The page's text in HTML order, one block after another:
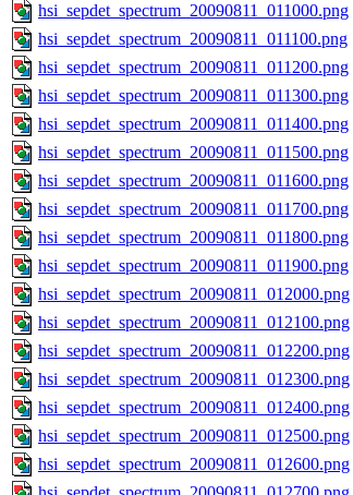
hsi_sepdet_spectrum_20090811_011000.png
hsi_sepdet_spectrum_20090811_011100.png
hsi_sepdet_spectrum_20090811_011200.png
hsi_sepdet_spectrum_20090811_011300.png
hsi_sepdet_spectrum_20090811_011400.png
hsi_sepdet_spectrum_20090811_011500.png
hsi_sepdet_spectrum_20090811_011600.png
hsi_sepdet_spectrum_20090811_011700.png
hsi_sepdet_spectrum_20090811_011800.png
hsi_sepdet_spectrum_20090811_011900.png
hsi_sepdet_spectrum_20090811_012000.png
hsi_sepdet_spectrum_20090811_012100.png
hsi_sepdet_spectrum_20090811_012200.png
hsi_sepdet_spectrum_20090811_012300.png
hsi_sepdet_spectrum_20090811_012400.png
hsi_sepdet_spectrum_20090811_012500.png
hsi_sepdet_spectrum_20090811_012600.png